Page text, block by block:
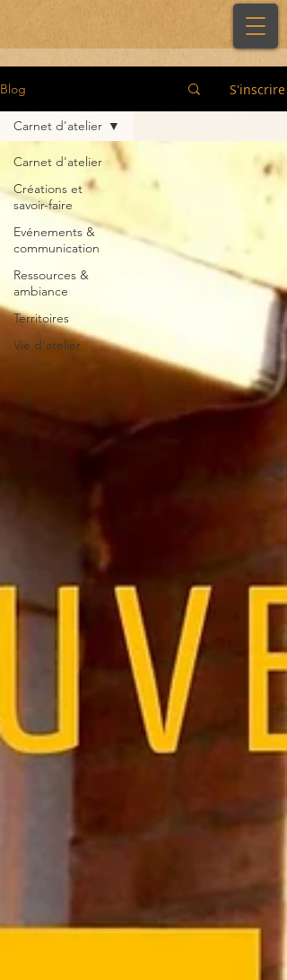
Blog S'inscrire
Carnet d'atelier
Créations et
savoir-faire
Evénements &
communication
Ressources &
ambiance
Territoires
Vie d'atelier
Carnet d'atelier